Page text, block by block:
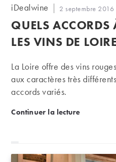
Auteur/autrice
la
publication :
iDealwine
Publication
publiée :
2 septembre 2016
QUELS ACCORDS
LES VINS DE
La Loire offre des vins
aux caractères très
accords variés.
Continuer la lectureQuels